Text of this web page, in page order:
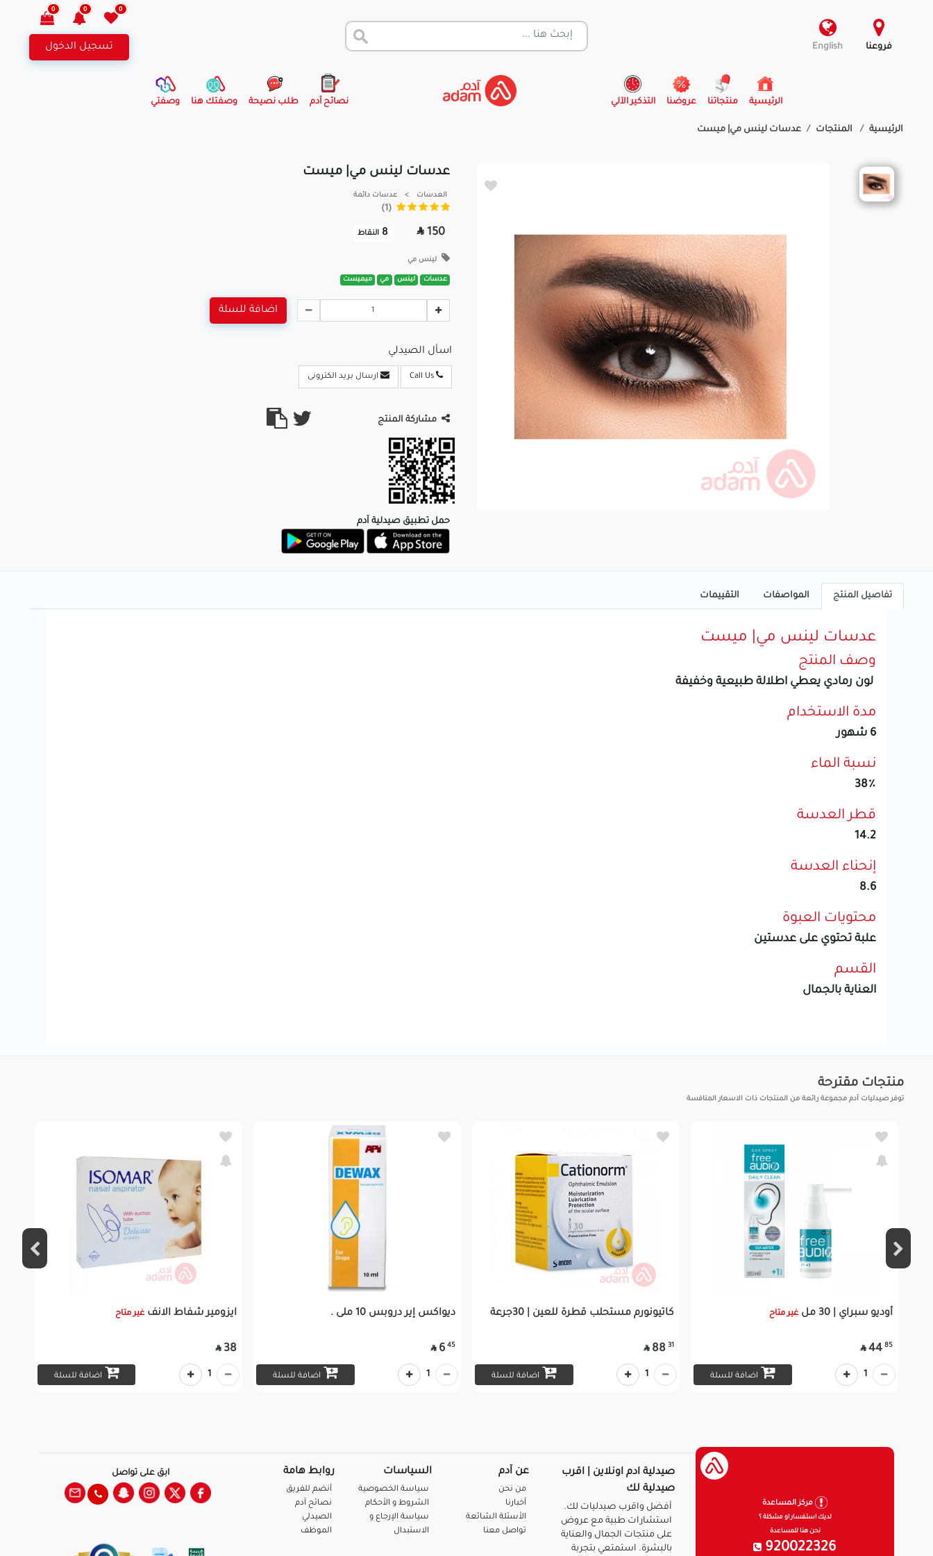
فروعنا English
0
0
0
تسجيل الدخول
الرئيسية
(current) منتجاتنا عروضنا التذكير الآلي نصائح آدم طلب نصيحة وصفتك هنا وصفتي
الرئيسية المنتجات عدسات لينس مي| ميست
عدسات لينس مي| ميست
العدسات > عدسات دائمة
(1)
150

8 النقاط
لينس مي
عدسات لينس مي ميميست
اضافة للسلة
اسأل الصيدلي
Call Us ارسال بريد الكترونى
مشاركة المنتج
حمل تطبيق صيدلية آدم
تفاصيل المنتج المواصفات التقييمات
عدسات لينس مي| ميست
وصف المنتج
لون رمادي يعطي اطلالة طبيعية وخفيفة
مدة الاستخدام
6 شهور
نسبة الماء
38٪
قطر العدسة
14.2
إنحناء العدسة
8.6
محتويات العبوة
علبة تحتوي على عدستين
القسم
العناية بالجمال
منتجات مقترحة
توفر صيدليات آدم مجموعة رائعة من المنتجات ذات الاسعار المنافسة
أوديو سبراي | 30 مل غير متاح
85
44

اضافة للسلة 1
كاتيونورم مستحلب قطرة للعين | 30جرعة
31
88

اضافة للسلة 1
ديواكس إير دروبس 10 ملى .
45
6

اضافة للسلة 1
ايزومير شفاط الانفغير متاح
38

اضافة للسلة 1
مركز المساعدة
لديك استفسار او مشكلة ؟
نحن هنا للمساعدة
920022326
صيدلية ادم اونلاين | اقرب
صيدلية لك
أفضل واقرب صيدليات لك.
استشارات طبية مع عروض
على منتجات الجمال والعناية
بالبشرة. استمتعي بتجربة
عن آدم
من نحن
أخبارنا
الأسئلة الشائعة
تواصل معنا
السياسات
سياسة الخصوصية
الشروط و الأحكام
سياسة الإرجاع و
الاستبدال
روابط هامة
أنضم للفريق
نصائح آدم
الصيدلي
الموظف
ابق على تواصل